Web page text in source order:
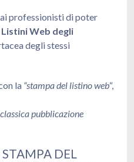
professionisti di poter
Listini Web degli
degli stessi
la “stampa del listino web“,
classica pubblicazione
DEL